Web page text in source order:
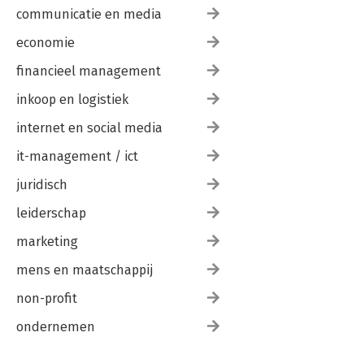
communicatie en media
economie
financieel management
inkoop en logistiek
internet en social media
it-management / ict
juridisch
leiderschap
marketing
mens en maatschappij
non-profit
ondernemen